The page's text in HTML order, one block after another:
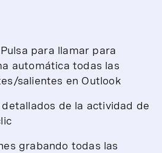
para llamar para
automática todas las
salientes en Outlook
de la actividad de
grabando todas las